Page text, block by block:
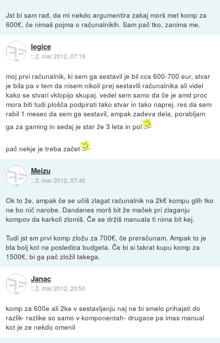
Jst bi sam rad, da mi nekdo argumentira zakaj morš met komp za
600€, če nimaš pojma o računalnikih. Sam pač tko, zanima me.
legice
::2. mar 2012, 07:16
moj prvi računalnik, ki sem ga sestavil je bil cca 600-700 eur, stvar
je bila pa v tem da nisem nikoli prej sestavlil računalnika ali videl
kako se stvari vklopijo skupaj. vedel sem samo da če je amd proc
mora biti tudi plošča podpirati tako stvar in tako naprej. res da sem
rabil 1 mesec da sem ga sestavil, ampak zadeva dela, porabljam
ga za gaming in sedaj je star že 3 leta in pol
pač nekje je treba začet
Meizu
::2. mar 2012, 07:46
Ok to že, ampak če se učiš zlagat računalnik na 2k€ kompu glih tko
ne bo nič narobe. Dandanes morš bit že maček pri zlaganju
kompov da karkoli zlomiš. Če se držiš manuala ti nima bit kej.
Tudi jst sm prvi komp zložu za 700€, če preračunam. Ampak to je
bla bolj kot ne posledica budgeta. Če bi si takrat kupu komp za
1500€, bi ga pač zložil takega.
Janac
::2. mar 2012, 20:50
komp za 600e ali 2ke v sestavljanju naj ne bi smelo prihajati do
razlik- razlike so samo v komponentah- drugace pa imas manual
kot je ze nekdo omenil